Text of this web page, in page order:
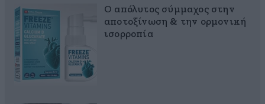
Ο απόλυτος σύμμαχος στην
αποτοξίνωση & την ορμονική
ισορροπία